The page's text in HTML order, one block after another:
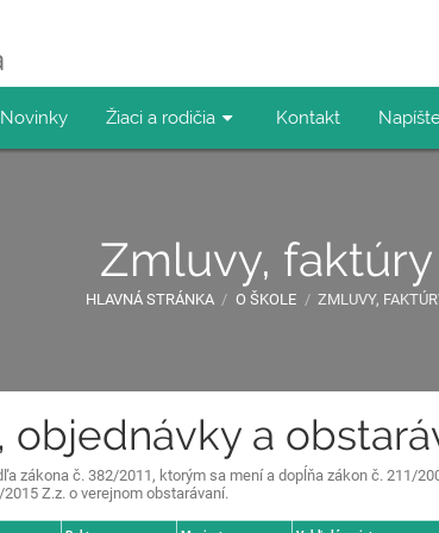
Novinky Žiaci a rodičia Kontakt
Zmluvy, faktúry
HLAVNÁ STRÁNKA / O ŠKOLE / ZMLUVY,
objednávky a
zákona č. 382/2011, ktorým sa mení a dopĺňa zákon č. 211/
Z.z. o verejnom obstarávaní.